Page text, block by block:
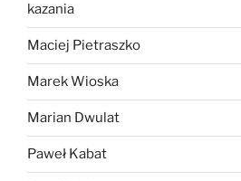
kazania
Maciej Pietraszko
Marek Wioska
Marian Dwulat
Paweł Kabat